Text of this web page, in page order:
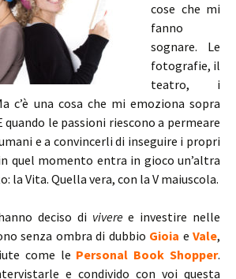
cose che mi
fanno
sognare. Le
fotografie, il
teatro, i
c’è una cosa che mi emoziona sopra
le passioni riescono a permeare
e a convincerli di inseguire i propri
quel momento entra in gioco un’altra
la Vita. Quella vera, con la V maiuscola.
deciso di viveree investire nelle
senza ombra di dubbio Gioia eVale,
come le Personal Book Shopper.
e condivido con voi questa